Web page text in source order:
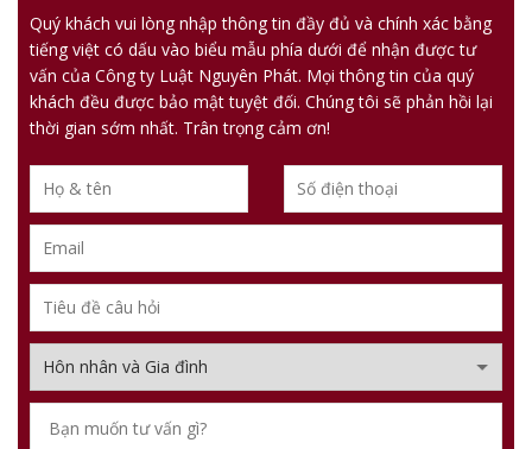
Quý khách vui lòng nhập thông tin đầy đủ và chính xác bằng
tiếng việt có dấu vào biểu mẫu phía dưới để nhận được tư
vấn của Công ty Luật Nguyên Phát. Mọi thông tin của quý
khách đều được bảo mật tuyệt đối. Chúng tôi sẽ phản hồi lại
thời gian sớm nhất. Trân trọng cảm ơn!